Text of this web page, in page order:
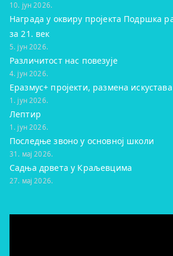
10. јун 2026.
Награда у оквиру пројекта Подршка
за 21. век
5. јун 2026.
Различитост нас повезује
4. јун 2026.
Еразмус+ пројекти, размена искустава
1. јун 2026.
Лептир
1. јун 2026.
Последње звоно у основној школи
31. мај 2026.
Садња дрвета у Краљевцима
27. мај 2026.